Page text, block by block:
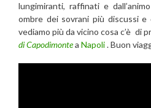
lungimiranti, raffinati e
ombre dei sovrani più discussi e
vediamo più da vicino cosa c’è di
di Capodimontea Napoli. Buon